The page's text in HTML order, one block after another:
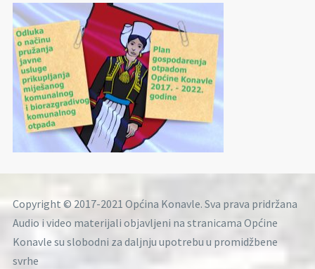
Copyright © 2017-2021 Općina Konavle. Sva prava pridržana
Audio i video materijali objavljeni na stranicama Općine
Konavle su slobodni za daljnju upotrebu u promidžbene
svrhe